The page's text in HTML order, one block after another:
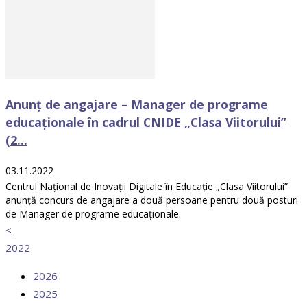
Anunț de angajare – Manager de programe
educaționale în cadrul CNIDE „Clasa Viitorului”
(2...
03.11.2022
Centrul Național de Inovații Digitale în Educație „Clasa Viitorului”
anunță concurs de angajare a două persoane pentru două posturi
de Manager de programe educaționale.
<
2022
2026
2025